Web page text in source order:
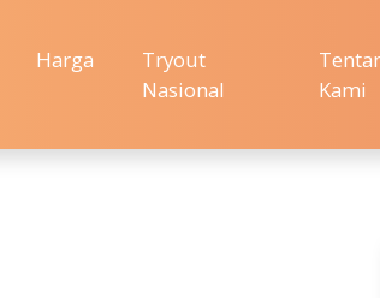
Harga
Tryout
Nasional
Kami